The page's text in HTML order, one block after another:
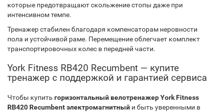
которые предотвращают скольжение стопы даже при
интенсивном темпе.
Тренажер стабилен благодаря компенсаторам неровности
пола и устойчивой раме. Перемещение облегчает комплект
транспортировочных колес в передней части.
York Fitness RB420 Recumbent — купите
тренажер с поддержкой и гарантией сервиса
Чтобы купить горизонтальный велотренажер York Fitness
RB420 Recumbent электромагнитный и быть уверенными в